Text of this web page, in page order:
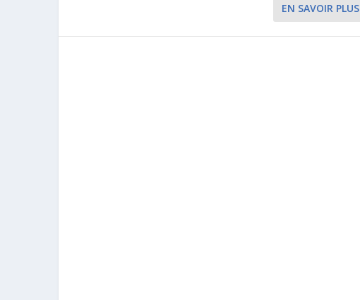
EN SAVOIR PLUS